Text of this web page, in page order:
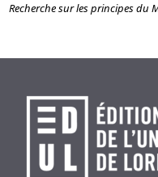
Recherche sur les principes du